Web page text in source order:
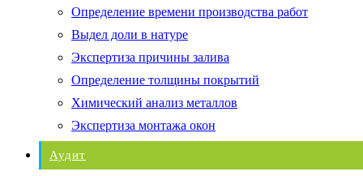
Определение времени производства работ
Выдел доли в натуре
Экспертиза причины залива
Определение толщины покрытий
Химический анализ металлов
Экспертиза монтажа окон
Аудит